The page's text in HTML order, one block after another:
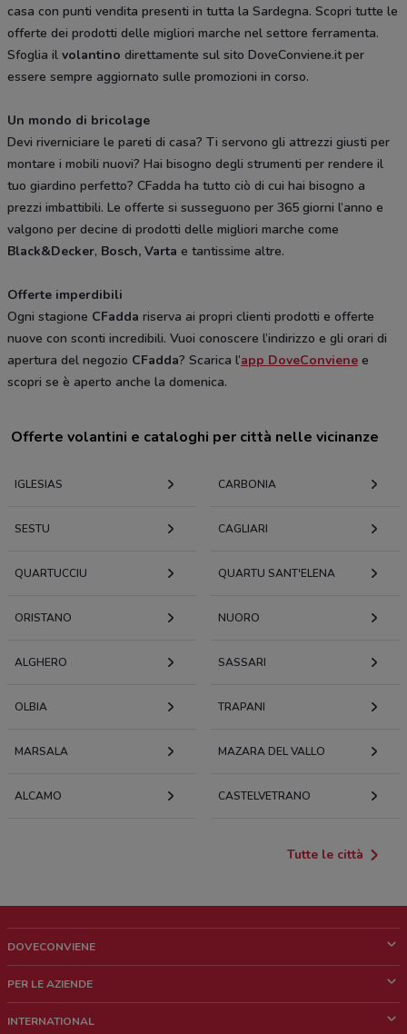
casa con punti vendita presenti in tutta la Sardegna. Scopri tutte le
offerte dei prodotti delle migliori marche nel settore ferramenta.
Sfoglia il volantino direttamente sul sito DoveConviene.it per
essere sempre aggiornato sulle promozioni in corso.
Un mondo di bricolage
Devi riverniciare le pareti di casa? Ti servono gli attrezzi giusti per
montare i mobili nuovi? Hai bisogno degli strumenti per rendere il
tuo giardino perfetto? CFadda ha tutto ciò di cui hai bisogno a
prezzi imbattibili. Le offerte si susseguono per 365 giorni l’anno e
valgono per decine di prodotti delle migliori marche come
Black&Decker, Bosch, Varta e tantissime altre.
Offerte imperdibili
Ogni stagione CFadda riserva ai propri clienti prodotti e offerte
nuove con sconti incredibili. Vuoi conoscere l’indirizzo e gli orari di
apertura del negozio CFadda? Scarica l’app DoveConviene e
scopri se è aperto anche la domenica.
Offerte volantini e cataloghi per città nelle vicinanze
IGLESIAS CARBONIA
SESTU CAGLIARI
QUARTUCCIU QUARTU SANT'ELENA
ORISTANO NUORO
ALGHERO SASSARI
OLBIA TRAPANI
MARSALA MAZARA DEL VALLO
ALCAMO CASTELVETRANO
Tutte le città
DOVECONVIENE
Chi siamo
PER LE AZIENDE
INTERNATIONAL